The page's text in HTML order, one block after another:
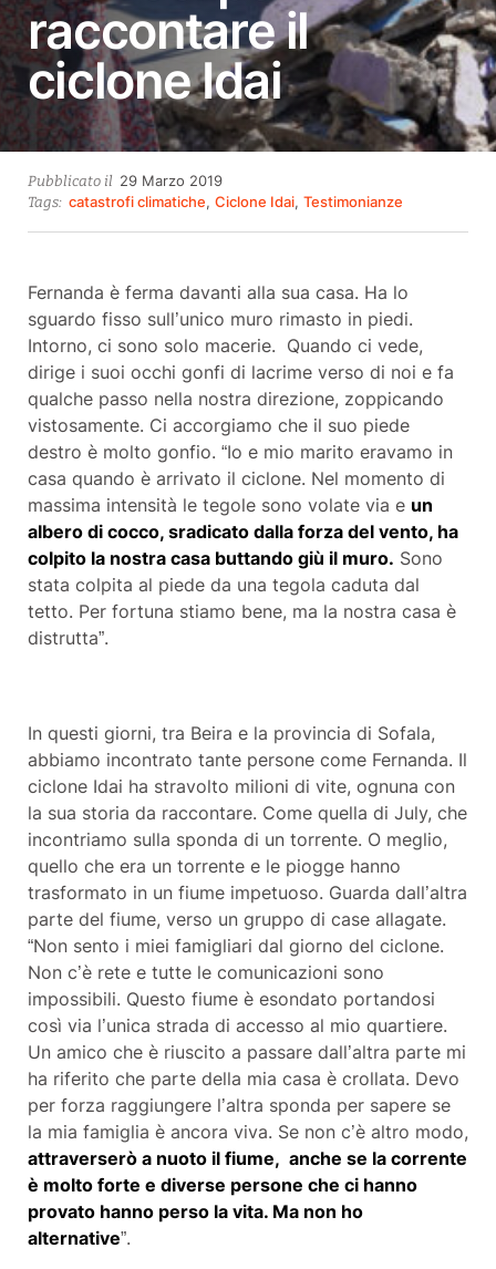
raccontare il
ciclone Idai
Pubblicato il 29 Marzo 201914
Ottobre
Tags: catastrofi climatiche,Ciclone Idai,Testimonianze
Fernanda è ferma davanti alla sua casa. Ha lo
sguardo fisso sull’unico muro rimasto in piedi.
Intorno, ci sono solo macerie. Quando ci vede,
dirige i suoi occhi gonfi di lacrime verso di noi e fa
qualche passo nella nostra direzione, zoppicando
vistosamente. Ci accorgiamo che il suo piede
destro è molto gonfio. “Io e mio marito eravamo in
casa quando è arrivato il ciclone. Nel momento di
massima intensità le tegole sono volate via e un
albero di cocco, sradicato dalla forza del vento, ha
colpito la nostra casa buttando giù il muro. Sono
stata colpita al piede da una tegola caduta dal
tetto. Per fortuna stiamo bene, ma la nostra casa è
distrutta”.
In questi giorni, tra Beira e la provincia di Sofala,
abbiamo incontrato tante persone come Fernanda. Il
ciclone Idai ha stravolto milioni di vite, ognuna con
la sua storia da raccontare. Come quella di July, che
incontriamo sulla sponda di un torrente. O meglio,
quello che era un torrente e le piogge hanno
trasformato in un fiume impetuoso. Guarda dall’altra
parte del fiume, verso un gruppo di case allagate.
“Non sento i miei famigliari dal giorno del ciclone.
Non c’è rete e tutte le comunicazioni sono
impossibili. Questo fiume è esondato portandosi
così via l’unica strada di accesso al mio quartiere.
Un amico che è riuscito a passare dall’altra parte mi
ha riferito che parte della mia casa è crollata. Devo
per forza raggiungere l’altra sponda per sapere se
la mia famiglia è ancora viva. Se non c’è altro modo,
attraverserò a nuoto il fiume, anche se la corrente
è molto forte e diverse persone che ci hanno
provato hanno perso la vita. Ma non ho
alternative”.